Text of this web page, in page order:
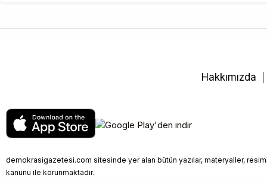
Hakkımızda
demokrasigazetesi.com sitesinde yer alan bütün yazılar, materyaller,
kanunu ile korunmaktadır.